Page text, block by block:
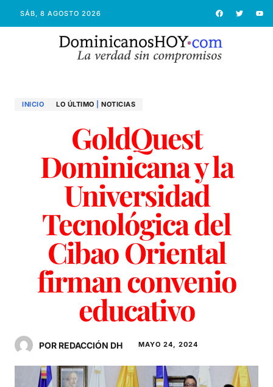
SÁB, 8 AGOSTO 2026
INICIO LO ÚLTIMO NOTICIAS
GoldQuest
Dominicana y la
Universidad
Tecnológica del
Cibao Oriental
firman convenio
educativo
POR REDACCIÓN DH MAYO 24, 2024